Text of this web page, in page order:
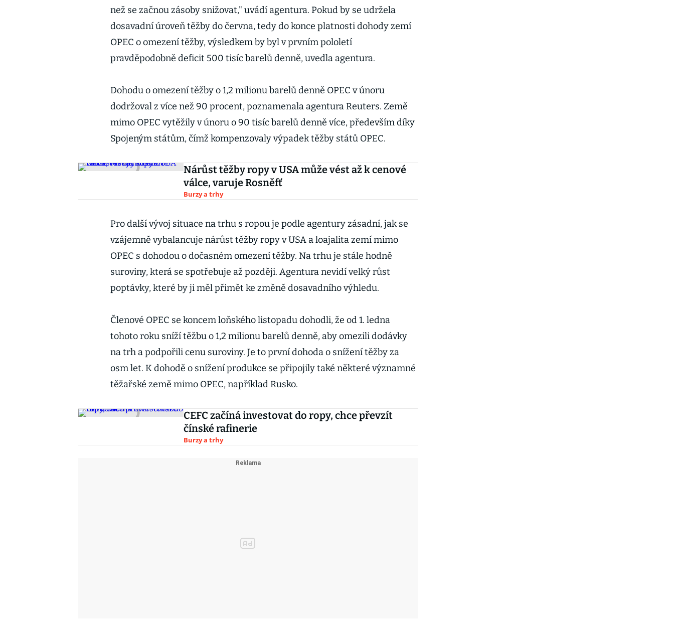
než se začnou zásoby snižovat," uvádí agentura. Pokud by se udržela
dosavadní úroveň těžby do června, tedy do konce platnosti dohody zemí
OPEC o omezení těžby, výsledkem by byl v prvním pololetí
pravděpodobně deficit 500 tisíc barelů denně, uvedla agentura.
Dohodu o omezení těžby o 1,2 milionu barelů denně OPEC v únoru
dodržoval z více než 90 procent, poznamenala agentura Reuters. Země
mimo OPEC vytěžily v únoru o 90 tisíc barelů denně více, především díky
Spojeným státům, čímž kompenzovaly výpadek těžby států OPEC.
Nárůst těžby ropy v USA může vést až k cenové
válce, varuje Rosněfť
Burzy a trhy
Pro další vývoj situace na trhu s ropou je podle agentury zásadní, jak se
vzájemně vybalancuje nárůst těžby ropy v USA a loajalita zemí mimo
OPEC s dohodou o dočasném omezení těžby. Na trhu je stále hodně
suroviny, která se spotřebuje až později. Agentura nevidí velký růst
poptávky, které by ji měl přimět ke změně dosavadního výhledu.
Členové OPEC se koncem loňského listopadu dohodli, že od 1. ledna
tohoto roku sníží těžbu o 1,2 milionu barelů denně, aby omezili dodávky
na trh a podpořili cenu suroviny. Je to první dohoda o snížení těžby za
osm let. K dohodě o snížení produkce se připojily také některé významné
těžařské země mimo OPEC, například Rusko.
CEFC začíná investovat do ropy, chce převzít
čínské rafinerie
Burzy a trhy